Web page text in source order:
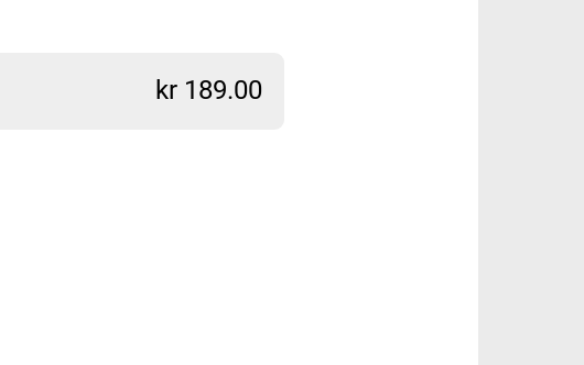
kr 189.00